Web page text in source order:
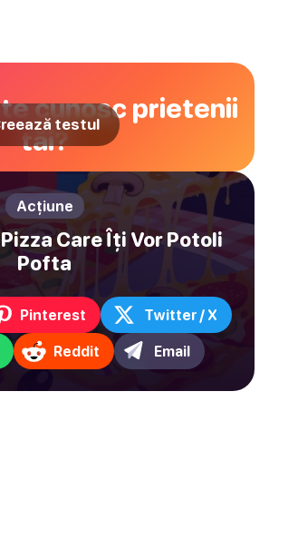
cunosc prietenii
tăi?testul
Acțiune
Care Îți Vor Potoli
Pofta
Pinterest Twitter / X
Reddit Email